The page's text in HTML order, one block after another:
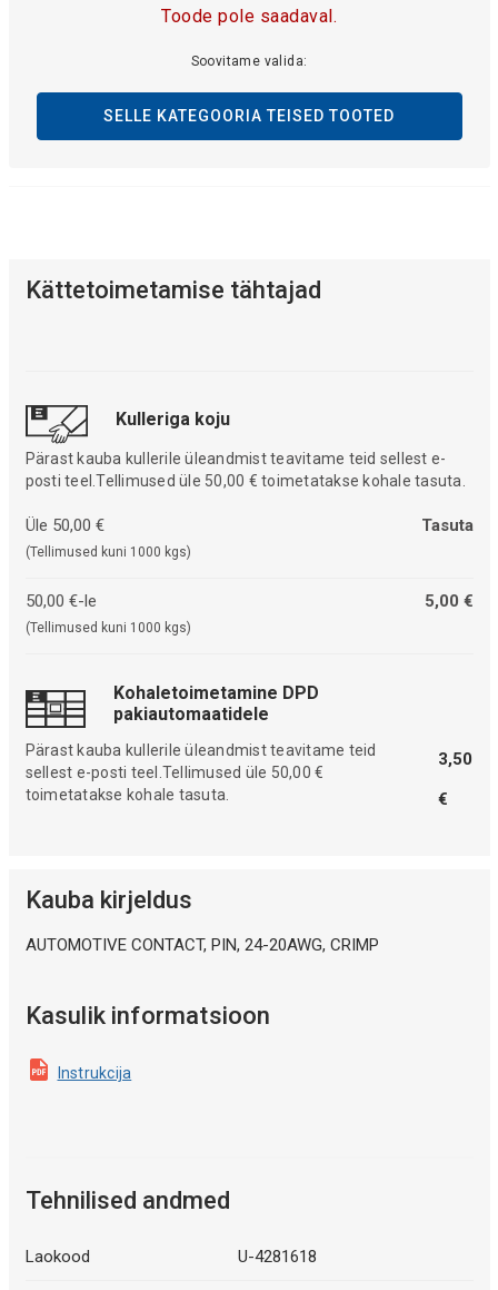
Toode pole saadaval.
Soovitame valida:
SELLE KATEGOORIA TEISED TOOTED
Kättetoimetamise tähtajad
Kulleriga koju
Pärast kauba kullerile üleandmist teavitame teid sellest e-
posti teel.Tellimused üle 50,00 € toimetatakse kohale tasuta.
Üle 50,00 €
(Tellimused kuni 1000 kgs)
Tasuta
50,00 €-le
(Tellimused kuni 1000 kgs)
5,00 €
Kohaletoimetamine DPD
pakiautomaatidele
Pärast kauba kullerile üleandmist teavitame teid
sellest e-posti teel.Tellimused üle 50,00 €
toimetatakse kohale tasuta.
3,50
€
Kauba kirjeldus
AUTOMOTIVE CONTACT, PIN, 24-20AWG, CRIMP
Kasulik informatsioon
Instrukcija
Tehnilised andmed
Laokood U-4281618